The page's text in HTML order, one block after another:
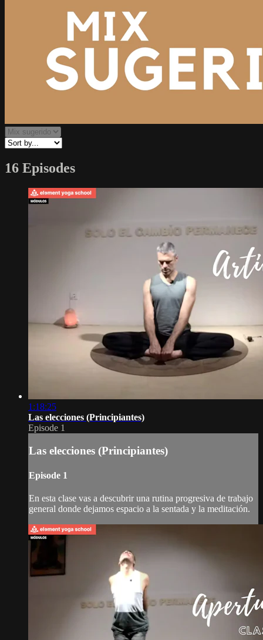
16 Episodes
1:18:25
Las elecciones (Principiantes)
Episode 1
Las elecciones (Principiantes)
Episode 1
En esta clase vas a descubrir una rutina progresiva de trabajo
general donde dejamos espacio a la sentada y la meditación.